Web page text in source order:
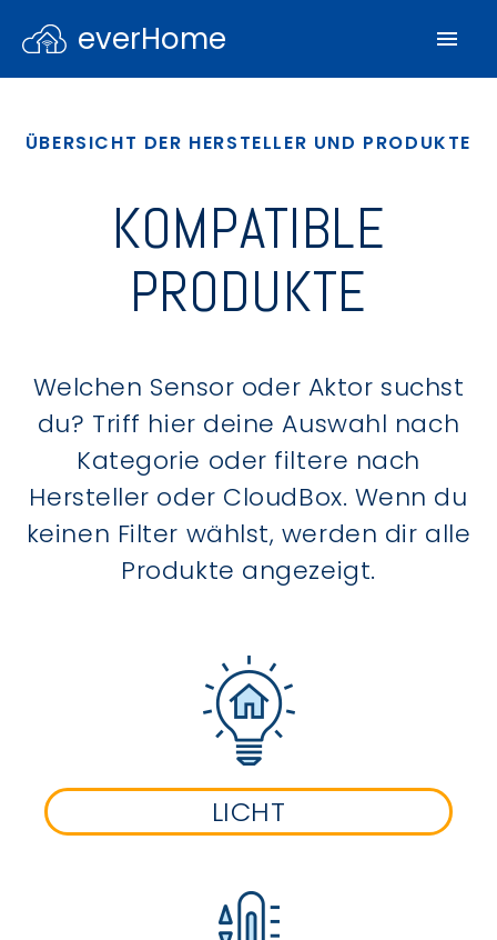
everHome
ÜBERSICHT DER HERSTELLER UND PRODUKTE
KOMPATIBLE
PRODUKTE
Welchen Sensor oder Aktor suchst
du? Triff hier deine Auswahl nach
Kategorie oder filtere nach
Hersteller oder CloudBox. Wenn du
keinen Filter wählst, werden dir alle
Produkte angezeigt.
LICHT